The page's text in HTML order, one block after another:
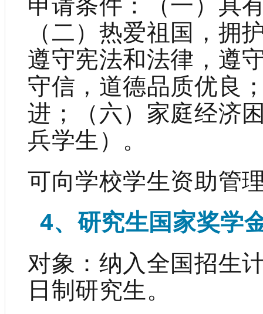
（二）热爱祖国，拥
遵守宪法和法律，遵
守信，道德品质优良
进；（六）家庭经济
兵学生）。
可向学校学生资助管
4、研究生国家奖学
对象：纳入全国招生
日制研究生。